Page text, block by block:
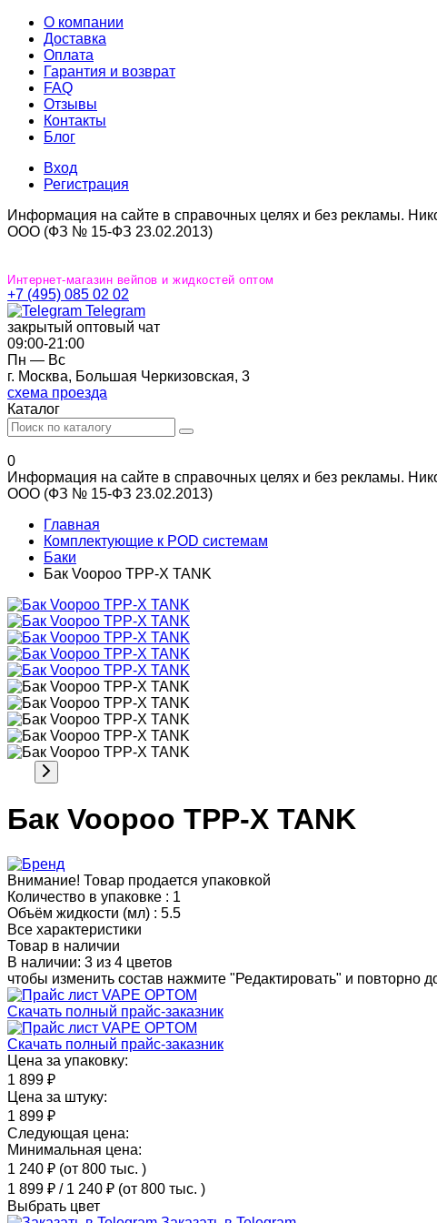
О компании
Доставка
Оплата
Гарантия и возврат
FAQ
Отзывы
Контакты
Блог
Вход
Регистрация
Информация на сайте в справочных целях и без рекламы.
ООО (ФЗ № 15-ФЗ 23.02.2013)
Интернет-магазин вейпов и жидкостей оптом
+7 (495) 085 02 02
Telegram
закрытый оптовый чат
09:00‐21:00
Пн — Вс
г. Москва, Большая Черкизовская, 3
схема проезда
Каталог
0
Информация на сайте в справочных целях и без рекламы.
ООО (ФЗ № 15-ФЗ 23.02.2013)
Главная
Комплектующие к POD системам
Баки
Бак Voopoo TPP-X TANK
Бак Voopoo TPP-X TANK
Внимание! Товар продается упаковкой
Количество в упаковке : 1
Объём жидкости (мл) : 5.5
Все характеристики
Товар в наличии
В наличии: 3 из 4 цветов
чтобы изменить состав нажмите "Редактировать" и повторно
Скачать полный прайс-заказник
Скачать полный прайс-заказник
Цена за упаковку:
1 899 ₽
Цена за штуку:
1 899 ₽
Следующая цена:
Минимальная цена:
1 240 ₽ (от 800 тыс. )
1 899 ₽ / 1 240 ₽ (от 800 тыс. )
Выбрать цвет